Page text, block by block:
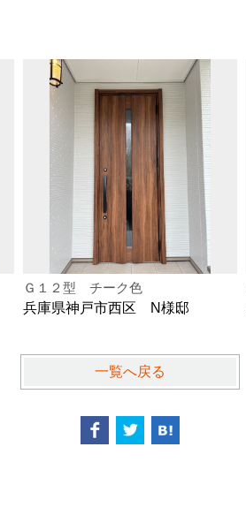
Ｇ１２型 チーク色
兵庫県神戸市西区 N様邸
一覧へ戻る